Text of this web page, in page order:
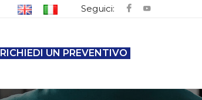
Seguici:
RICHIEDI UN PREVENTIVO